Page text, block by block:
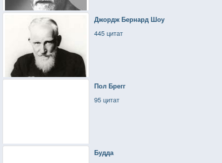
Джордж Бернард Шоу
445 цитат
Пол Брегг
95 цитат
Будда